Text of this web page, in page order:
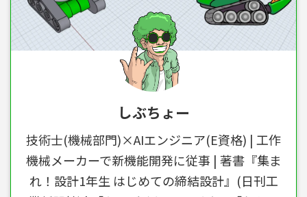
しぶちょー
技術士(機械部門)×AIエンジニア(E資格) | 工作
機械メーカーで新機能開発に従事 | 著書『集ま
れ！設計1年生 はじめての締結設計』(日刊工